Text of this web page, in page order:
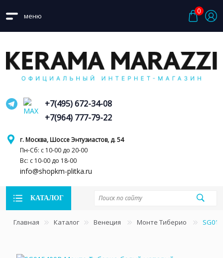
меню
0
г. Москва, Шоссе Энтузиастов, д. 54
Пн-Сб: с 10-00 до 20-00
Вс: с 10-00 до 18-00
info@shopkm-plitka.ru
+7(495) 672-34-08
+7(964) 777-79-22
КАТАЛОГ
Главная Каталог Венеция Монте Тиберио